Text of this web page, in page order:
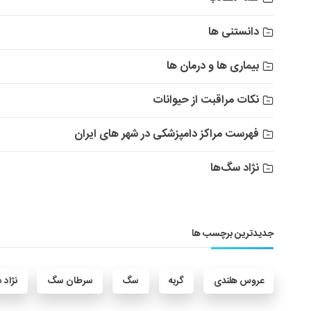
دانستنی ها
بیماری ها و درمان ها
نکات مراقبت از حیوانات
فهرست مراکز دامپزشکی در شهر های ایران
نژاد سگ‌ها
جدیدترین برچسب ها
عروس هلندی گربه سگ سرطان سگ